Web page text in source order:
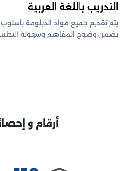
التدريب باللغة العربية
يتم تقديم جميع مواد الدبلومة بأسلوب
يضمن وضوح المفاهيم وسهولة
أرقام و